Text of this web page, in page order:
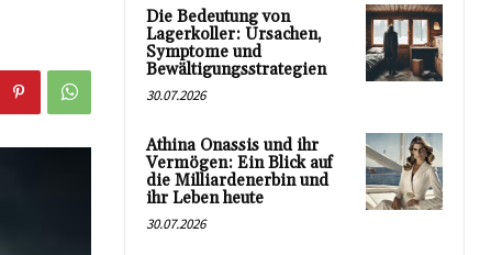
Die Bedeutung von
Lagerkoller: Ursachen,
Symptome und
Bewältigungsstrategien
30.07.2026
Athina Onassis und ihr
Vermögen: Ein Blick auf
die Milliardenerbin und
ihr Leben heute
30.07.2026